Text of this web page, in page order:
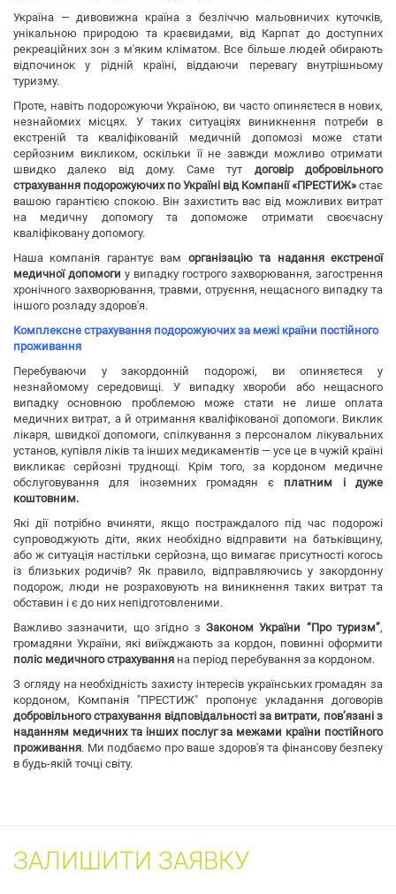
Україна — дивовижна країна з безліччю мальовничих куточків,
унікальною природою та краєвидами, від Карпат до доступних
рекреаційних зон з м'яким кліматом. Все більше людей обирають
відпочинок у рідній країні, віддаючи перевагу внутрішньому
туризму.
Проте, навіть подорожуючи Україною, ви часто опиняєтеся в нових,
незнайомих місцях. У таких ситуаціях виникнення потреби в
екстреній та кваліфікованій медичній допомозі може стати
серйозним викликом, оскільки її не завжди можливо отримати
швидко далеко від дому. Саме тут договір добровільного
страхування подорожуючих по Україні від Компанії «ПРЕСТИЖ» стає
вашою гарантією спокою. Він захистить вас від можливих витрат
на медичну допомогу та допоможе отримати своєчасну
кваліфіковану допомогу.
Наша компанія гарантує вам організацію та надання екстреної
медичної допомоги у випадку гострого захворювання, загострення
хронічного захворювання, травми, отруєння, нещасного випадку та
іншого розладу здоров'я.
Комплексне страхування подорожуючих за межі країни постійного
проживання
Перебуваючи у закордонній подорожі, ви опиняєтеся у
незнайомому середовищі. У випадку хвороби або нещасного
випадку основною проблемою може стати не лише оплата
медичних витрат, а й отримання кваліфікованої допомоги. Виклик
лікаря, швидкої допомоги, спілкування з персоналом лікувальних
установ, купівля ліків та інших медикаментів — усе це в чужій країні
викликає серйозні труднощі. Крім того, за кордоном медичне
обслуговування для іноземних громадян є платним і дуже
коштовним.
Які дії потрібно вчиняти, якщо постраждалого під час подорожі
супроводжують діти, яких необхідно відправити на батьківщину,
або ж ситуація настільки серйозна, що вимагає присутності когось
із близьких родичів? Як правило, відправляючись у закордонну
подорож, люди не розраховують на виникнення таких витрат та
обставин і є до них непідготовленими.
Важливо зазначити, що згідно з Законом України “Про туризм”,
громадяни України, які виїжджають за кордон, повинні оформити
поліс медичного страхування на період перебування за кордоном.
З огляду на необхідність захисту інтересів українських громадян за
кордоном, Компанія "ПРЕСТИЖ" пропонує укладання договорів
добровільного страхування відповідальності за витрати, пов’язані з
наданням медичних та інших послуг за межами країни постійного
проживання. Ми подбаємо про ваше здоров'я та фінансову безпеку
в будь-якій точці світу.
ЗАЛИШИТИ ЗАЯВКУ